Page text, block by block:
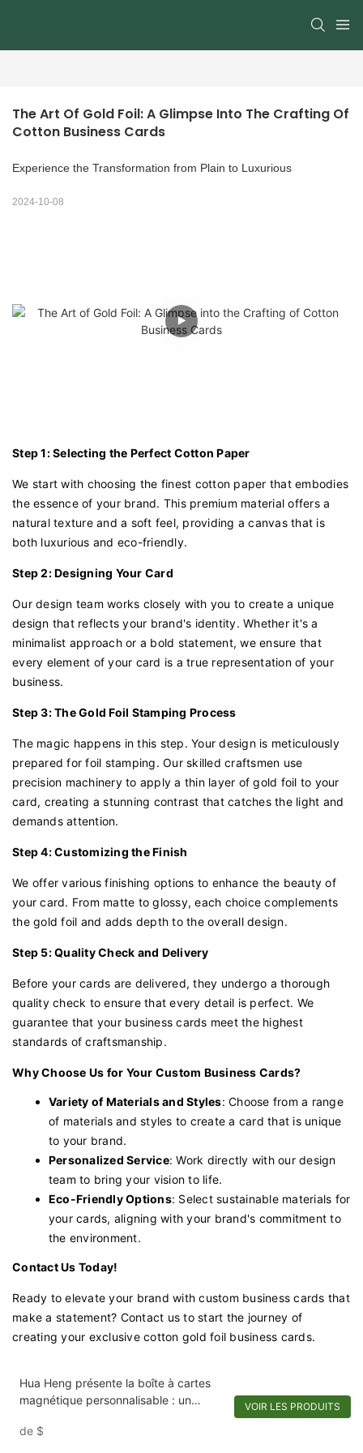
The Art Of Gold Foil: A Glimpse Into The Crafting Of
Cotton Business Cards
Experience the Transformation from Plain to Luxurious
2024-10-08
Step 1: Selecting the Perfect Cotton Paper
We start with choosing the finest cotton paper that embodies
the essence of your brand. This premium material offers a
natural texture and a soft feel, providing a canvas that is
both luxurious and eco-friendly.
Step 2: Designing Your Card
Our design team works closely with you to create a unique
design that reflects your brand's identity. Whether it's a
minimalist approach or a bold statement, we ensure that
every element of your card is a true representation of your
business.
Step 3: The Gold Foil Stamping Process
The magic happens in this step. Your design is meticulously
prepared for foil stamping. Our skilled craftsmen use
precision machinery to apply a thin layer of gold foil to your
card, creating a stunning contrast that catches the light and
demands attention.
Step 4: Customizing the Finish
We offer various finishing options to enhance the beauty of
your card. From matte to glossy, each choice complements
the gold foil and adds depth to the overall design.
Step 5: Quality Check and Delivery
Before your cards are delivered, they undergo a thorough
quality check to ensure that every detail is perfect. We
guarantee that your business cards meet the highest
standards of craftsmanship.
Why Choose Us for Your Custom Business Cards?
Variety of Materials and Styles: Choose from a range
of materials and styles to create a card that is unique
to your brand.
Personalized Service: Work directly with our design
team to bring your vision to life.
Eco-Friendly Options: Select sustainable materials for
your cards, aligning with your brand's commitment to
the environment.
Contact Us Today!
Ready to elevate your brand with custom business cards that
make a statement? Contact us to start the journey of
creating your exclusive cotton gold foil business cards.
Hua Heng présente la boîte à cartes
magnétique personnalisable : un
invitations
de $
VOIR LES PRODUITS